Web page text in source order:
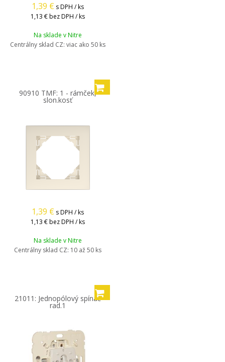
1,39 € s DPH / ks
1,13 € bez DPH / ks
Na sklade v Nitre
Centrálny sklad CZ: viac ako 50 ks
90910 TMF: 1 - rámček,
slon.kosť
1,39 € s DPH / ks
1,13 € bez DPH / ks
Na sklade v Nitre
Centrálny sklad CZ: 10 až 50 ks
21011: Jednopólový spínač
rad.1